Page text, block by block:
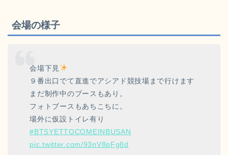
会場の様子
会場下見
９番出口でて直進でアシアド競技場まで行けます
まだ制作中のブースもあり。
フォトブースもあちこちに。
場外に仮設トイレ有り
#BTSYETTOCOMEINBUSAN
pic.twitter.com/93nV8pFg8d